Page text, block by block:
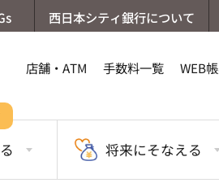
西日本シティ銀行について
店舗・ATM 手数料一覧 WEB
将来にそなえる